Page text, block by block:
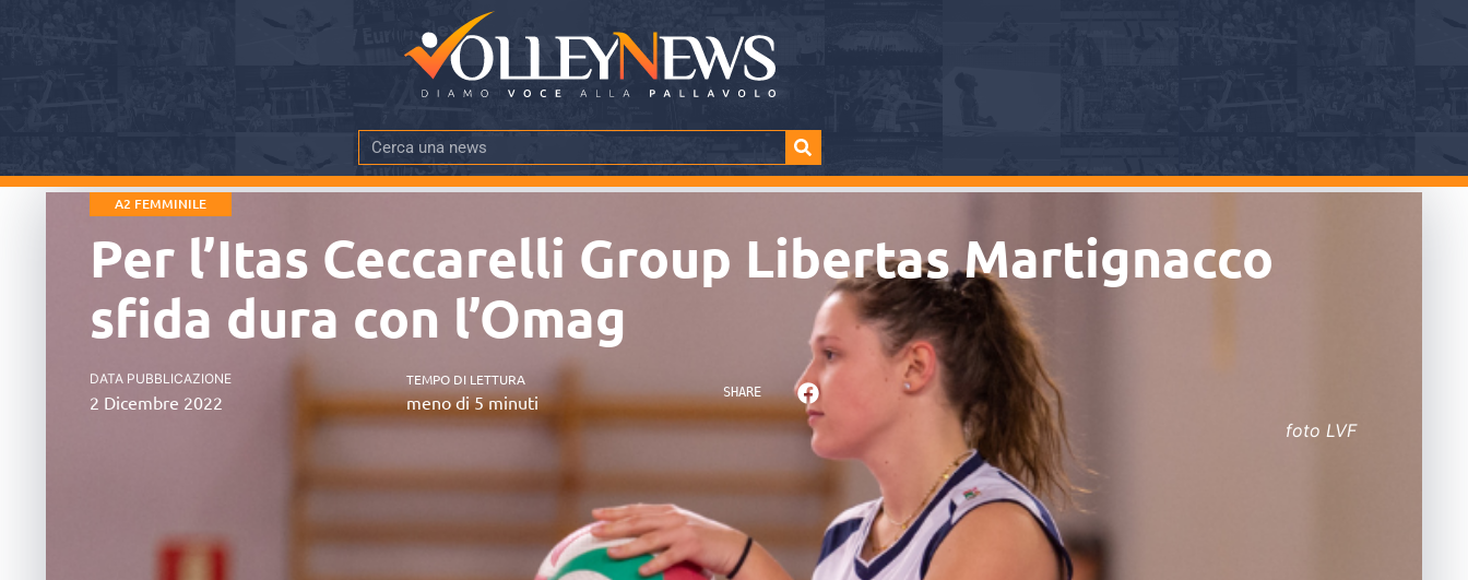
A2 FEMMINILE
Per l’Itas Ceccarelli Group Libertas Martignacco
sfida dura con l’Omag
DATA PUBBLICAZIONE
2 Dicembre 2022
TEMPO DI LETTURA
meno di 5 minuti SHARE
foto LVF